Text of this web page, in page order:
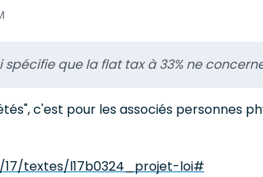
spécifie que la flat tax à 33% ne
c'est pour les associés personnes
textes/l17b0324_projet-loi#